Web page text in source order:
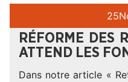
25
RÉFORME DES
ATTEND LES
Dans notre article «